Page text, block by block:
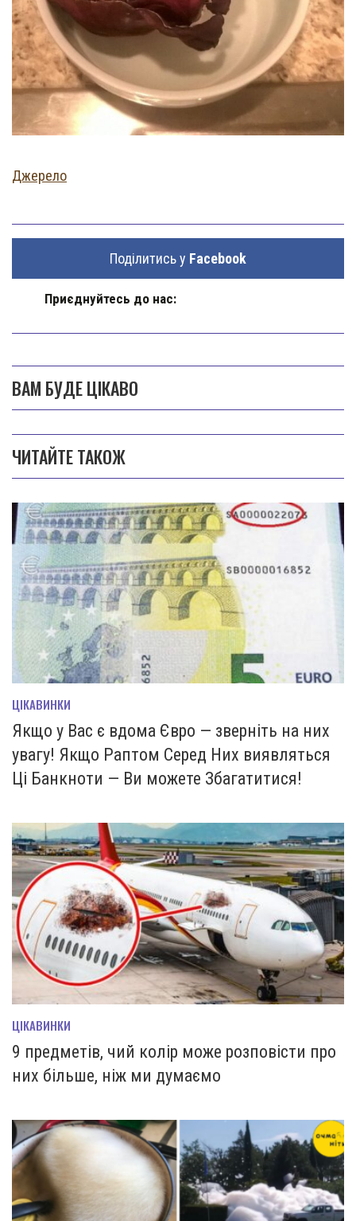
Джерело
Поділитись у Facebook
Приєднуйтесь до нас:
ВАМ БУДЕ ЦІКАВО
ЧИТАЙТЕ ТАКОЖ
ЦІКАВИНКИ
Якщо у Вас є вдома Євро — зверніть на них
увагу! Якщо Раптом Серед Них виявляться
Ці Банкноти — Ви можете Збагатитися!
ЦІКАВИНКИ
9 предметів, чий колір може розповісти про
них більше, ніж ми думаємо